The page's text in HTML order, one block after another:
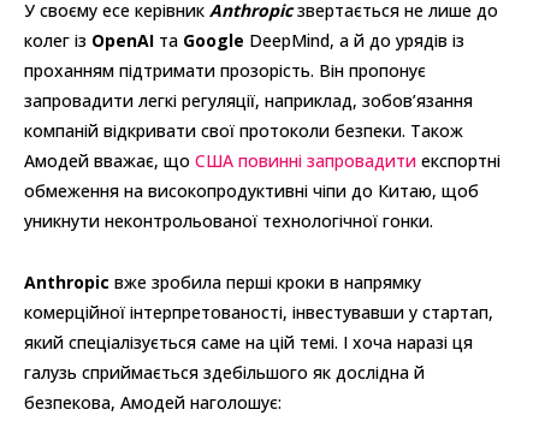
У своєму есе керівник Anthropicзвертається не лише до
колег із OpenAI та Google DeepMind, а й до урядів із
проханням підтримати прозорість. Він пропонує
запровадити легкі регуляції, наприклад, зобов’язання
компаній відкривати свої протоколи безпеки. Також
Амодей вважає, що США повинні запровадити експортні
обмеження на високопродуктивні чіпи до Китаю, щоб
уникнути неконтрольованої технологічної гонки.
Anthropic вже зробила перші кроки в напрямку
комерційної інтерпретованості, інвестувавши у стартап,
який спеціалізується саме на цій темі. І хоча наразі ця
галузь сприймається здебільшого як дослідна й
безпекова, Амодей наголошує: